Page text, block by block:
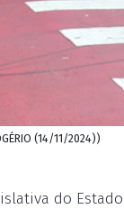
(14/11/2024))
do